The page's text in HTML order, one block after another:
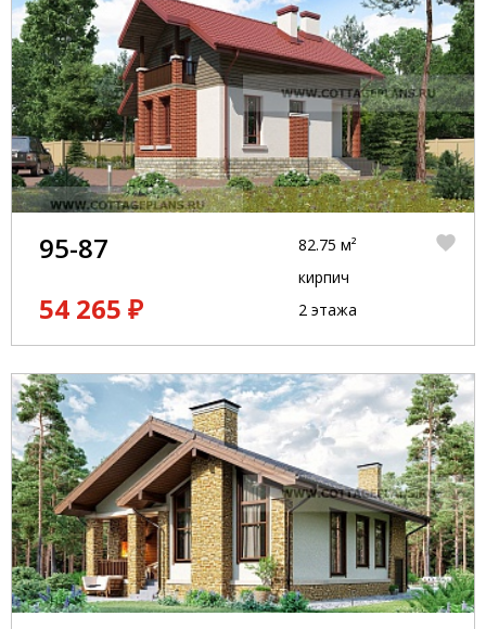
95-87
54 265 ₽
82.75 м²
кирпич
2 этажа